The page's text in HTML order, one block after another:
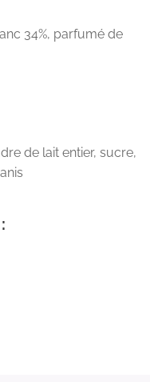
34%, parfumé de
de lait entier, sucre,